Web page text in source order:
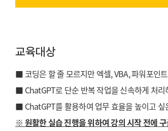
교육대상
■ 코딩은 할 줄 모르지만 엑셀, VBA, 파워포인
■ ChatGPT로 단순 반복 작업을 신속하게 처리
■ ChatGPT를 활용하여 업무 효율을 높이고 싶
※ 원활한 실습 진행을 위하여 강의 시작 전에